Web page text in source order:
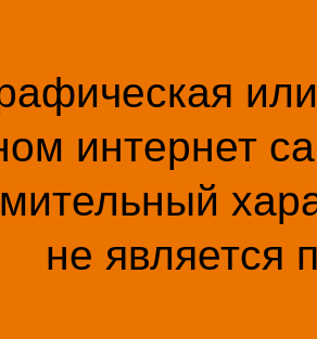
интернет
не является